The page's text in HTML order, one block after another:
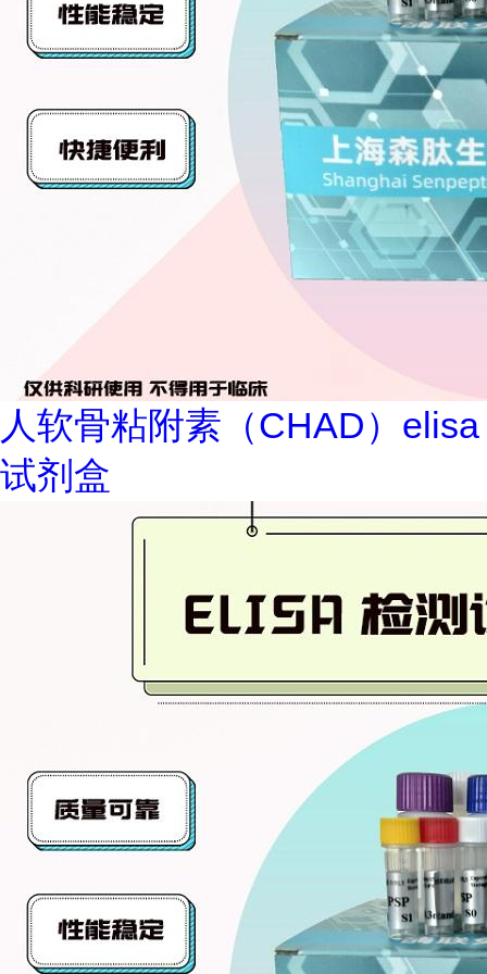
人软骨粘附素（CHAD）elisa
试剂盒